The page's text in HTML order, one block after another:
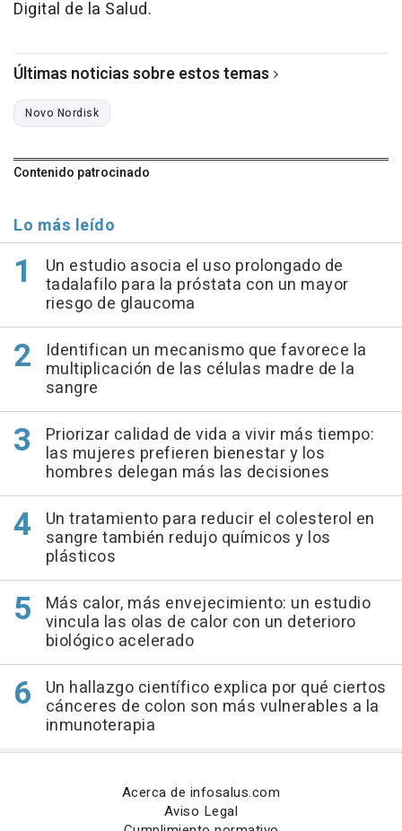
Digital de la Salud.
Últimas noticias sobre estos temas
Novo Nordisk
Contenido patrocinado
Lo más leído
Un estudio asocia el uso prolongado de
tadalafilo para la próstata con un mayor
riesgo de glaucoma
Identifican un mecanismo que favorece la
multiplicación de las células madre de la
sangre
Priorizar calidad de vida a vivir más tiempo:
las mujeres prefieren bienestar y los
hombres delegan más las decisiones
Un tratamiento para reducir el colesterol en
sangre también redujo químicos y los
plásticos
Más calor, más envejecimiento: un estudio
vincula las olas de calor con un deterioro
biológico acelerado
Un hallazgo científico explica por qué ciertos
cánceres de colon son más vulnerables a la
inmunoterapia
Acerca de infosalus.com
Aviso Legal